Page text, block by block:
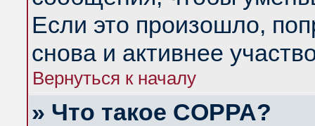
Если это произошло,
снова и активнее
Вернуться к началу
» Что такое COPPA?